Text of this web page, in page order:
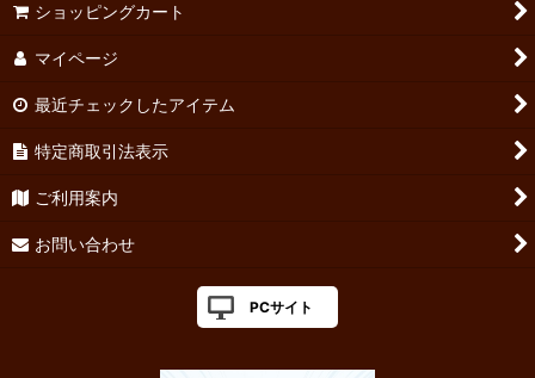
ショッピングカート
マイページ
最近チェックしたアイテム
特定商取引法表示
ご利用案内
お問い合わせ
PCサイト